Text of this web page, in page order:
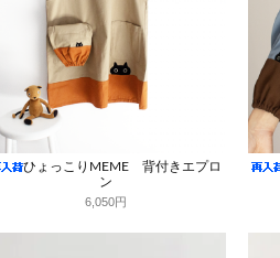
ひょっこりMEME 背付きエプロ
ン
6,050円